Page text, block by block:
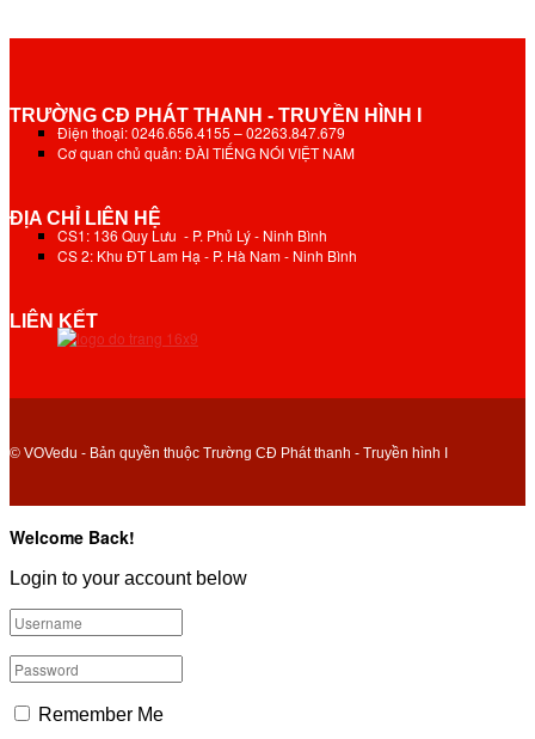
TRƯỜNG CĐ PHÁT THANH - TRUYỀN HÌNH I
Điện thoại: 0246.656.4155 – 02263.847.679
Cơ quan chủ quản: ĐÀI TIẾNG NÓI VIỆT NAM
ĐỊA CHỈ LIÊN HỆ
CS1: 136 Quy Lưu - P. Phủ Lý - Ninh Bình
CS 2: Khu ĐT Lam Hạ - P. Hà Nam - Ninh Bình
LIÊN KẾT
© VOVedu - Bản quyền thuộc Trường CĐ Phát thanh - Truyền hình I
Welcome Back!
Login to your account below
Remember Me